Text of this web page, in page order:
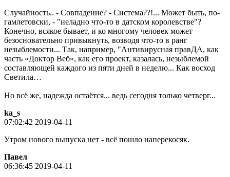
Случайность.. - Совпадение? - Система??!... Может быть, по-
гамлетовски, - "неладно что-то в датском королевстве"?
Конечно, всякое бывает, и ко многому человек может
безосновательно привыкнуть, возводя что-то в ранг
незыблемости... Так, например, "Антивирусная правДА, как
часть «Доктор Веб», как его проект, казалась, незыблемой
составляющей каждого из пяти дней в неделю... Как восход
Светила…
Но всё же, надежда остаётся... ведь сегодня только четверг...
ka_s
07:02:42 2019-04-11
Утром нового выпуска нет - всё пошло наперекосяк.
Пaвeл
06:36:45 2019-04-11